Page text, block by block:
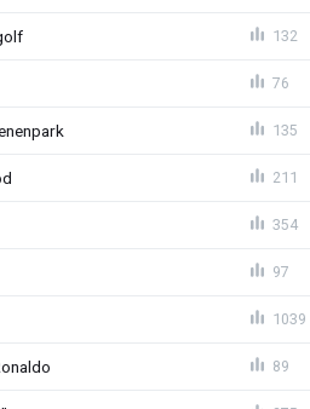
132
76
135
211
354
97
1039
89